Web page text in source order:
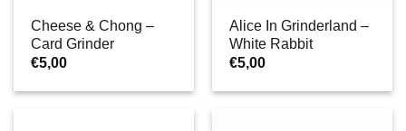
Cheese & Chong –
Card Grinder
€5,00
Alice In Grinderland –
White Rabbit
€5,00